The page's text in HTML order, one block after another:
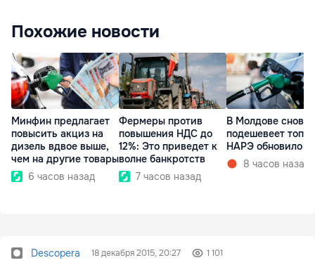
Похожие новости
Минфин предлагает
повысить акциз на
дизель вдвое выше,
чем на другие товары
6 часов назад
Фермеры против
повышения НДС до
12%: Это приведет к
волне банкротств
7 часов назад
В Молдове снова
подешевеет
НАРЭ обновило
8 часов назад
Descopera 18 декабря 2015, 20:27 1 101